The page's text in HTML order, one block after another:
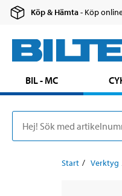
Köp & Hämta- Köp
BIL - MC
Start Verktyg